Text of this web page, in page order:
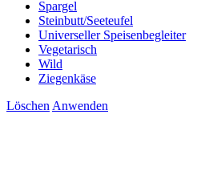
Spargel
Steinbutt/Seeteufel
Universeller Speisenbegleiter
Vegetarisch
Wild
Ziegenkäse
Löschen Anwenden